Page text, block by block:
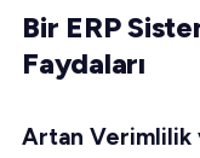
Bir ERP
Faydaları
Artan Verimlilik